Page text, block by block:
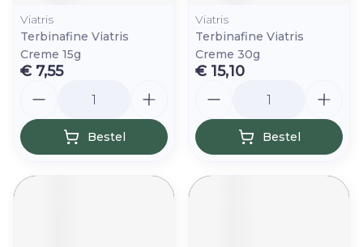
Viatris
Terbinafine Viatris
Creme 15g
€ 7,55
Bestel
Viatris
Terbinafine Viatris
Creme 30g
€ 15,10
Bestel